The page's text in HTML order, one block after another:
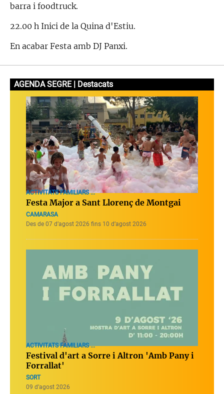
barra i foodtruck.
22.00 h Inici de la Quina d'Estiu.
En acabar Festa amb DJ Panxi.
AGENDA SEGRE | Destacats
ACTIVITATS FAMILIARS ...
Festa Major a Sant Llorenç de Montgai
CAMARASA
Des de 07 d’agost 2026 fins 10 d’agost 2026
ACTIVITATS FAMILIARS ...
Festival d'art a Sorre i Altron 'Amb Pany i
Forrallat'
SORT
09 d’agost 2026